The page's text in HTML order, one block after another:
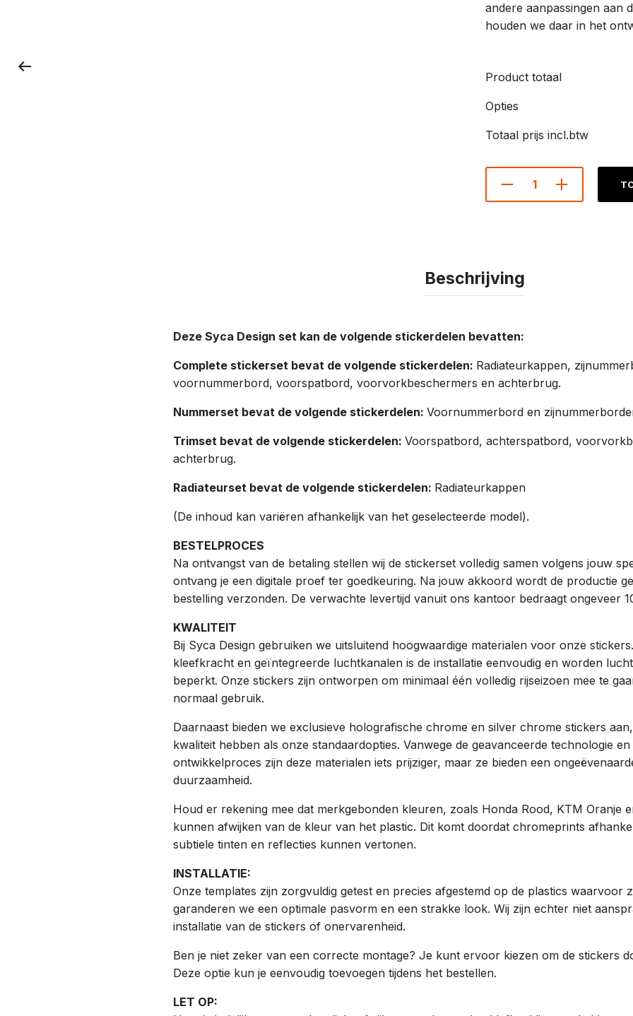
andere aanpassingen aan
houden we daar in het
Product totaal
Opties
Totaal prijs incl.btw
Beschrijving
Deze Syca Design set kan de volgende stickerdelen bevatten:
Complete stickerset bevat de volgende stickerdelen: Radiateurkappen,
voornummerbord, voorspatbord, voorvorkbeschermers en achterbrug.
Nummerset bevat de volgende stickerdelen: Voornummerbord en
Trimset bevat de volgende stickerdelen: Voorspatbord, achterspatbord,
achterbrug.
Radiateurset bevat de volgende stickerdelen: Radiateurkappen
(De inhoud kan variëren afhankelijk van het geselecteerde model).
BESTELPROCES
Na ontvangst van de betaling stellen wij de stickerset volledig samen volgens jouw
ontvang je een digitale proef ter goedkeuring. Na jouw akkoord wordt de productie
bestelling verzonden. De verwachte levertijd vanuit ons kantoor bedraagt ongeveer
KWALITEIT
Bij Syca Design gebruiken we uitsluitend hoogwaardige materialen voor onze
kleefkracht en geïntegreerde luchtkanalen is de installatie eenvoudig en worden
beperkt. Onze stickers zijn ontworpen om minimaal één volledig rijseizoen mee te
normaal gebruik.
Daarnaast bieden we exclusieve holografische chrome en silver chrome stickers
kwaliteit hebben als onze standaardopties. Vanwege de geavanceerde technologie
ontwikkelproces zijn deze materialen iets prijziger, maar ze bieden een
duurzaamheid.
Houd er rekening mee dat merkgebonden kleuren, zoals Honda Rood, KTM Oranje
kunnen afwijken van de kleur van het plastic. Dit komt doordat chromeprints
subtiele tinten en reflecties kunnen vertonen.
INSTALLATIE:
Onze templates zijn zorgvuldig getest en precies afgestemd op de plastics waarvoor
garanderen we een optimale pasvorm en een strakke look. Wij zijn echter niet
installatie van de stickers of onervarenheid.
Ben je niet zeker van een correcte montage? Je kunt ervoor kiezen om de stickers
Deze optie kun je eenvoudig toevoegen tijdens het bestellen.
LET OP: